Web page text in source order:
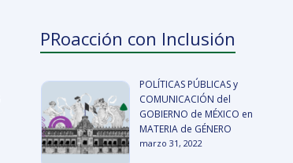
PRoacción con Inclusión
POLÍTICAS PÚBLICAS y
COMUNICACIÓN del
GOBIERNO de MÉXICO en
MATERIA de GÉNERO
marzo 31, 2022